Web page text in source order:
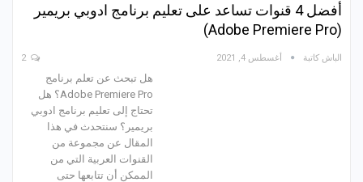
أفضل 4 قنوات تساعد على تعليم برنامج ادوبي بريمير
(Adobe Premiere Pro)
الباش كاتبة أغسطس 4, 2021
هل تبحث عن تعلم برنامج
Adobe Premiere Pro؟ هل
تحتاج إلى تعليم برنامج ادوبي
بريمير؟ سنتحدث في هذا
المقال عن مجموعة من
القنوات العربية التي من
الممكن أن تتابعها حتى